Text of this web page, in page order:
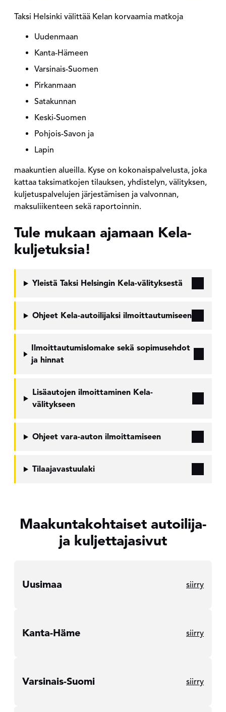
Taksi Helsinki välittää Kelan korvaamia matkoja
Uudenmaan
Kanta-Hämeen
Varsinais-Suomen
Pirkanmaan
Satakunnan
Keski-Suomen
Pohjois-Savon ja
Lapin
maakuntien alueilla. Kyse on kokonaispalvelusta, joka
kattaa taksimatkojen tilauksen, yhdistelyn, välityksen,
kuljetuspalvelujen järjestämisen ja valvonnan,
maksuliikenteen sekä raportoinnin.
Tule mukaan ajamaan Kela-
kuljetuksia!
Yleistä Taksi Helsingin Kela-välityksestä
Ohjeet Kela-autoilijaksi ilmoittautumiseen
Ilmoittautumislomake sekä sopimusehdot
ja hinnat
Lisäautojen ilmoittaminen Kela-
välitykseen
Ohjeet vara-auton ilmoittamiseen
Tilaajavastuulaki
Maakuntakohtaiset autoilija-
ja kuljettajasivut
Uusimaa siirry
Kanta-Häme siirry
Varsinais-Suomi siirry